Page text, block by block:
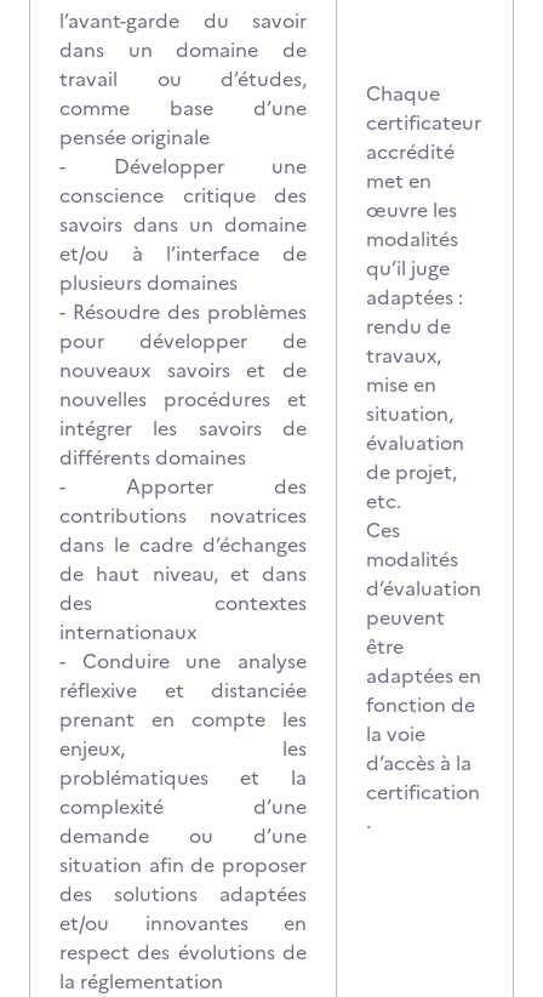
l’avant-garde du savoir
dans un domaine de
travail ou d’études,
comme base d’une
pensée originale
- Développer une
conscience critique des
savoirs dans un domaine
et/ou à l’interface de
plusieurs domaines
- Résoudre des problèmes
pour développer de
nouveaux savoirs et de
nouvelles procédures et
intégrer les savoirs de
différents domaines
- Apporter des
contributions novatrices
dans le cadre d’échanges
de haut niveau, et dans
des contextes
internationaux
- Conduire une analyse
réflexive et distanciée
prenant en compte les
enjeux, les
problématiques et la
complexité d’une
demande ou d’une
situation afin de proposer
des solutions adaptées
et/ou innovantes en
respect des évolutions de
la réglementation
Chaque
certificateur
accrédité
met en
œuvre les
modalités
qu’il juge
adaptées :
rendu de
travaux,
mise en
situation,
évaluation
de projet,
etc.
Ces
modalités
d’évaluation
peuvent
être
adaptées en
fonction de
la voie
d’accès à la
certification
.